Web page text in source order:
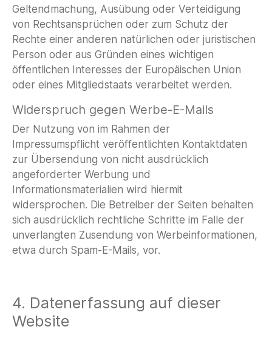
Geltendmachung, Ausübung oder Verteidigung
von Rechtsansprüchen oder zum Schutz der
Rechte einer anderen natürlichen oder juristischen
Person oder aus Gründen eines wichtigen
öffentlichen Interesses der Europäischen Union
oder eines Mitgliedstaats verarbeitet werden.
Widerspruch gegen Werbe-E-Mails
Der Nutzung von im Rahmen der
Impressumspflicht veröffentlichten Kontaktdaten
zur Übersendung von nicht ausdrücklich
angeforderter Werbung und
Informationsmaterialien wird hiermit
widersprochen. Die Betreiber der Seiten behalten
sich ausdrücklich rechtliche Schritte im Falle der
unverlangten Zusendung von Werbeinformationen,
etwa durch Spam-E-Mails, vor.
4. Datenerfassung auf dieser
Website